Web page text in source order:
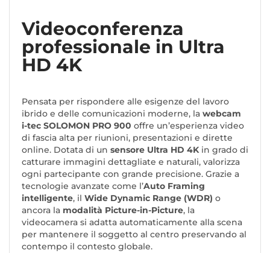
Videoconferenza
professionale in Ultra
HD 4K
Pensata per rispondere alle esigenze del lavoro
ibrido e delle comunicazioni moderne, la webcam
i-tec SOLOMON PRO 900 offre un’esperienza video
di fascia alta per riunioni, presentazioni e dirette
online. Dotata di un sensore Ultra HD 4Kin grado di
catturare immagini dettagliate e naturali, valorizza
ogni partecipante con grande precisione. Grazie a
tecnologie avanzate come l’Auto Framing
intelligente, il Wide Dynamic Range (WDR) o
ancora la modalità Picture-in-Picture, la
videocamera si adatta automaticamente alla scena
per mantenere il soggetto al centro preservando al
contempo il contesto globale.